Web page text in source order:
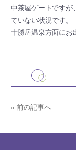
中茶屋ゲートですが
ていない状況です。
十勝岳温泉方面にお
« 前の記事へ